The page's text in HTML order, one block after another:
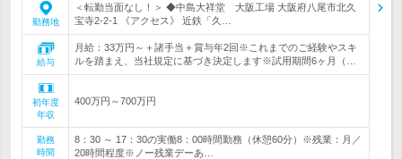
勤務地
＜転勤当面なし！＞ ◆中島大祥堂 大阪工場 大阪府八尾市北久
宝寺2-2-1 《アクセス》 近鉄「久…
給与
月給：33万円～＋諸手当＋賞与年2回※これまでのご経験やスキ
ルを踏まえ、当社規定に基づき決定します※試用期間6ヶ月（…
初年度
年収
400万円～700万円
勤務
時間
8：30 ～ 17：30の実働8：00時間勤務（休憩60分）※残業：月／
20時間程度※ノー残業デーあ…